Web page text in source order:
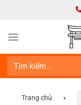
dung
Tìm
kiếm:
Trang chủ ›